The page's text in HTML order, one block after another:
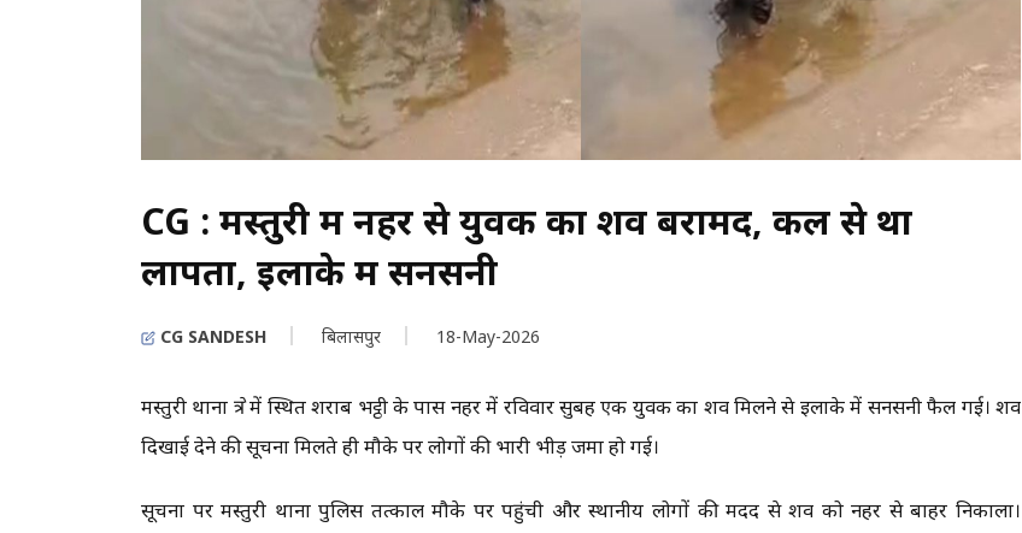
CG : मस्तुरी में नहर से युवक का शव बरामद, कल से था
लापता, इलाके में सनसनी
CG SANDESH बिलासपुर 18-May-2026
मस्तुरी थाना क्षेत्र में स्थित शराब भट्ठी के पास नहर में रविवार सुबह एक युवक का शव मिलने से इलाके में सनसनी फैल गई। शव
दिखाई देने की सूचना मिलते ही मौके पर लोगों की भारी भीड़ जमा हो गई।
सूचना पर मस्तुरी थाना पुलिस तत्काल मौके पर पहुंची और स्थानीय लोगों की मदद से शव को नहर से बाहर निकाला।